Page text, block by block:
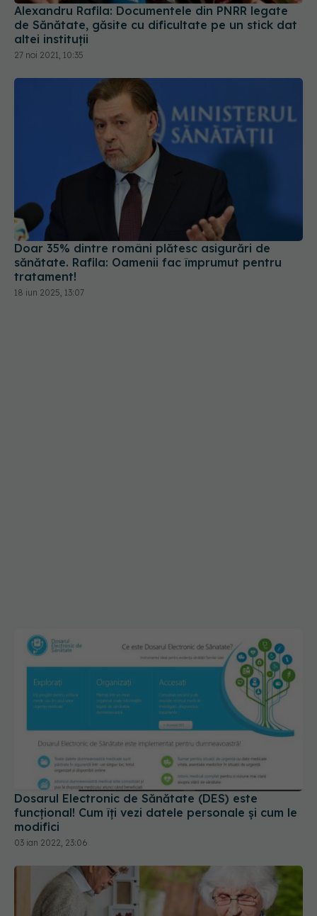
Alexandru Rafila: Documentele din PNRR legate
de Sănătate, găsite cu dificultate pe un stick dat
altei instituții
27 noi 2021, 10:35
Doar 35% dintre români plătesc asigurări de
sănătate. Rafila: Oamenii fac împrumut pentru
tratament!
18 iun 2025, 13:07
Dosarul Electronic de Sănătate (DES) este
funcțional! Cum îți vezi datele personale și cum le
modifici
03 ian 2022, 23:06